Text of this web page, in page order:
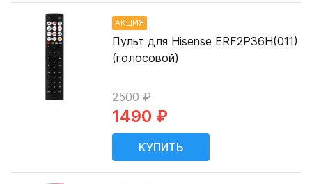
АКЦИЯ
Пульт для Hisense ERF2P36H(011)
(голосовой)
2500 ₽
1490 ₽